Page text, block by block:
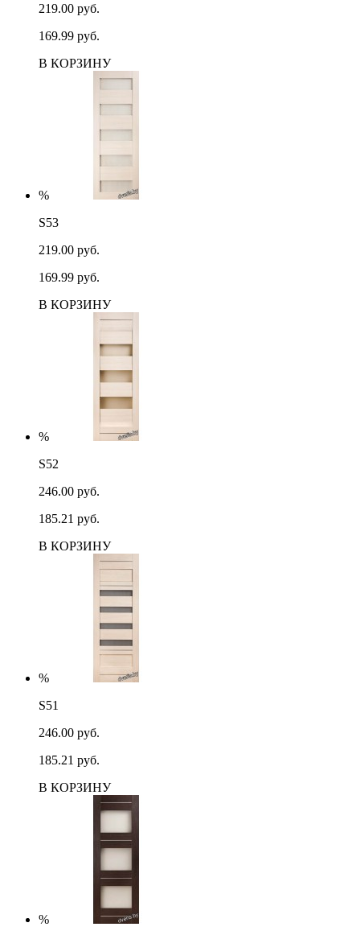
219.00 руб.
169.99 руб.
В КОРЗИНУ
%
S53
219.00 руб.
169.99 руб.
В КОРЗИНУ
%
S52
246.00 руб.
185.21 руб.
В КОРЗИНУ
%
S51
246.00 руб.
185.21 руб.
В КОРЗИНУ
%